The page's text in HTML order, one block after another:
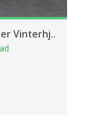
Vinterhj..